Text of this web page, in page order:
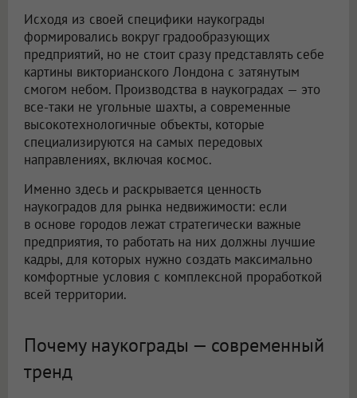
Исходя из своей специфики наукограды
формировались вокруг градообразующих
предприятий, но не стоит сразу представлять себе
картины викторианского Лондона с затянутым
смогом небом. Производства в наукоградах — это
все-таки не угольные шахты, а современные
высокотехнологичные объекты, которые
специализируются на самых передовых
направлениях, включая космос.
Именно здесь и раскрывается ценность
наукоградов для рынка недвижимости: если
в основе городов лежат стратегически важные
предприятия, то работать на них должны лучшие
кадры, для которых нужно создать максимально
комфортные условия с комплексной проработкой
всей территории.
Почему наукограды — современный
тренд